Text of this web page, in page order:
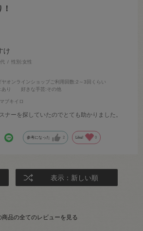
け
性別:女性
ヤオンラインショップご利用回数:2～3回くらい
:あり 好きな手芸:その他
ブキイロ
ナーを探していたのでとても助かりました。
参考になった 2 Like! 0
表示：新しい順
商品の全てのレビューを見る